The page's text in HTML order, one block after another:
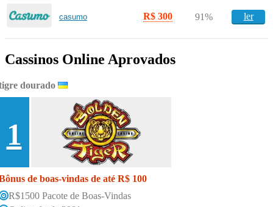
casumo R$ 300 91% ler
Cassinos Online Aprovados
dourado
1
de boas-vindas de até R$ 100
R$1500 Pacote de Boas-Vindas